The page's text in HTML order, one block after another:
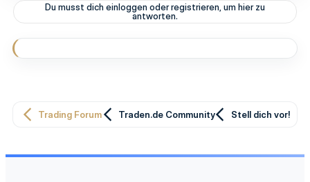
Du musst dich einloggen oder registrieren, um hier zu
antworten.
Trading Forum Traden.de Community Stell dich vor!